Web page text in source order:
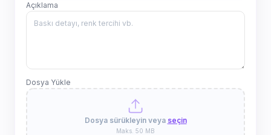
Açıklama
Dosya Yükle
Dosya sürükleyin veya seçin
Maks. 50 MB